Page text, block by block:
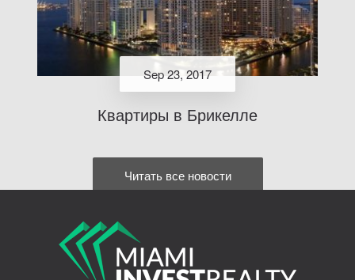
Sep 23, 2017
Квартиры в Брикелле
Читать все новости